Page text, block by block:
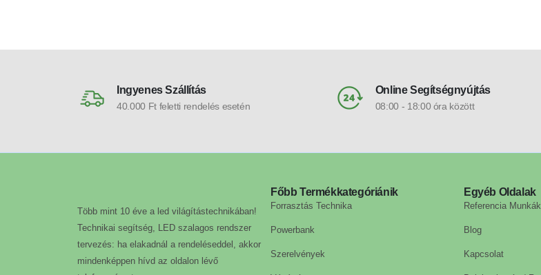
Ingyenes Szállítás
40.000 Ft feletti rendelés esetén
Online Segítségnyújtás
08:00 - 18:00 óra között
Több mint 10 éve a led világítástechnikában!
Technikai segítség, LED szalagos rendszer
tervezés: ha elakadnál a rendeléseddel, akkor
mindenképpen hívd az oldalon lévő
Főbb Termékkategóriánik
Forrasztás Technika
Powerbank
Szerelvények
Egyéb Oldalak
Referencia Munkák
Blog
Kapcsolat